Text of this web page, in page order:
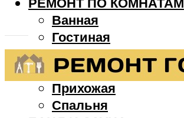
Ванная
Гостиная
Детская
Кухня
Прихожая
Спальня